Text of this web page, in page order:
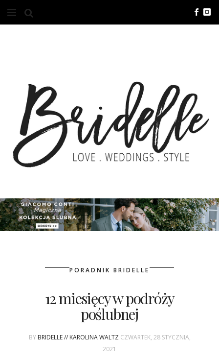
O NAS
KONTAKT
REKLAMA
ADVERTISING
ZGŁOSZENIA
PORADNIK BRIDELLE
12 miesięcy w podróży
poślubnej
BY BRIDELLE // KAROLINA WALTZ CZWARTEK, 28 STYCZNIA,
2021